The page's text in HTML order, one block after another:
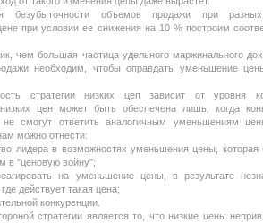
безубыточности объемов продажи при
при условии ее снижения на 10 % построим
чем большая частица удельного маржинального
необходим, чтобы оправдать уменьшение
стратегии низких цеп зависит от уровня
низких цен может быть обеспечена лишь, когда
смогут ответить аналогичным уменьшениям
можно отнести:
лидера в возможностях уменьшения цены, которая
в "ценовую войну";
на уменьшение цены, в результате
действует такая цена;
конкуренции.
стратегии является то, что низкие цены